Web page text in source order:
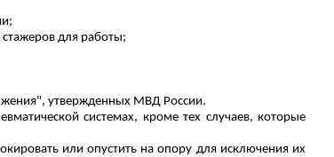
для работы;
утвержденных МВД России.
системах, кроме тех случаев, которые
или опустить на опору для исключения их